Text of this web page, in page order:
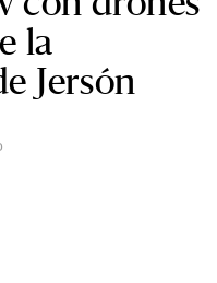
la
Jersón